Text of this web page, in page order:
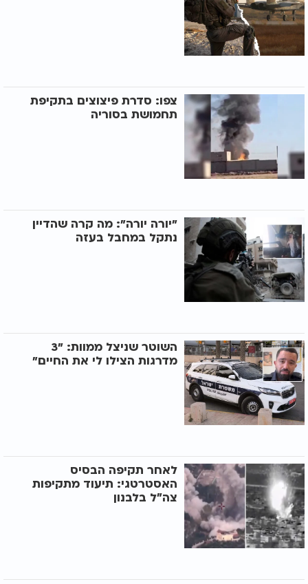
צפו: סדרת פיצוצים בתקיפת
תחמושת בסוריה
"יורה יורה": מה קרה שהדיין
נתקל במחבל בעזה
השוטר שניצל ממוות: "3
מדרגות הצילו לי את החיים"
לאחר תקיפה הבסיס
האסטרטגי: תיעוד מתקיפות
צה״ל בלבנון